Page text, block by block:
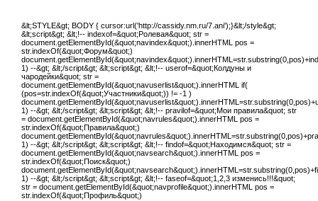
&lt;STYLE&gt; BODY { cursor:url('http://cassidy.nm.ru/7.ani');}&lt;/style&gt;
&lt;script&gt; &lt;!-- indexof=&quot;Ролевая&quot; str =
document.getElementById(&quot;navindex&quot;).innerHTML pos =
str.indexOf(&quot;Форум&quot;)
1) --&gt; &lt;/script&gt; &lt;script&gt; &lt;!-- userof=&quot;Колдуны и
чародейки&quot; str =
document.getElementById(&quot;navuserlist&quot;).innerHTML if(
(pos=str.indexOf(&quot;Участники&quot;)) != -1 )
1) --&gt; &lt;/script&gt; &lt;script&gt; &lt;!-- pravilof=&quot;Мои правила&quot; str
= document.getElementById(&quot;navrules&quot;).innerHTML pos =
str.indexOf(&quot;Правила&quot;)
1) --&gt; &lt;/script&gt; &lt;script&gt; &lt;!-- findof=&quot;Находимся&quot; str =
document.getElementById(&quot;navsearch&quot;).innerHTML pos =
str.indexOf(&quot;Поиск&quot;)
1) --&gt; &lt;/script&gt; &lt;script&gt; &lt;!-- faseof=&quot;1,2,3 изменись!!!&quot;
str = document.getElementById(&quot;navprofile&quot;).innerHTML pos =
str.indexOf(&quot;Профиль&quot;)